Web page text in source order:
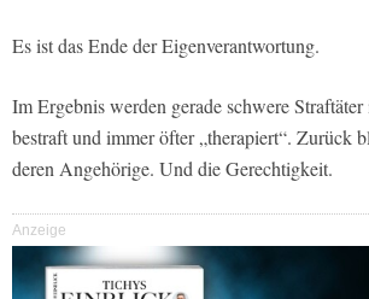
Es ist das Ende der Eigenverantwortung.
Im Ergebnis werden gerade schwere Straftäter
bestraft und immer öfter „therapiert“. Zurück
deren Angehörige. Und die Gerechtigkeit.
Anzeige